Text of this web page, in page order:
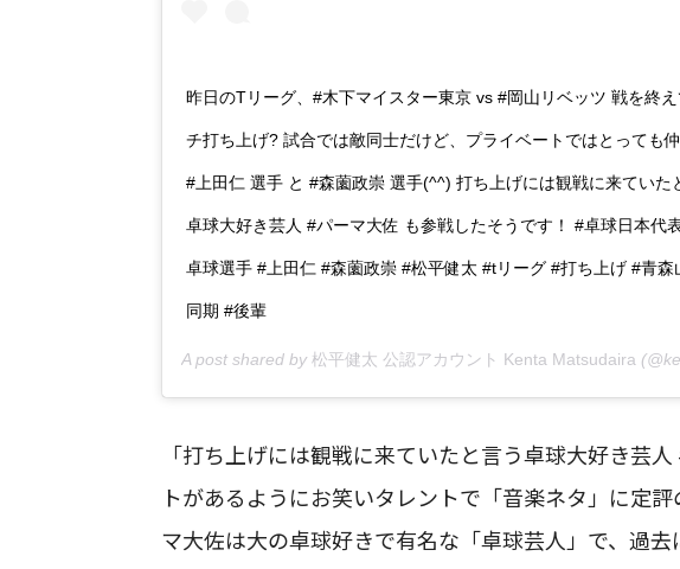
昨日のTリーグ、#木下マイスター東京 vs #岡山リベッツ 戦を終
チ打ち上げ? 試合では敵同士だけど、プライベートではとっても
#上田仁 選手 と #森薗政崇 選手(^^) 打ち上げには観戦に来ていた
卓球大好き芸人 #パーマ大佐 も参戦したそうです！ #卓球日本代
卓球選手 #上田仁 #森薗政崇 #松平健太 #tリーグ #打ち上げ #青森
同期 #後輩
A post shared by 松平健太 公認アカウント Kenta Matsudaira
「打ち上げには観戦に来ていたと言う卓球大好き芸
トがあるようにお笑いタレントで「音楽ネタ」に定
マ大佐は大の卓球好きで有名な「卓球芸人」で、過